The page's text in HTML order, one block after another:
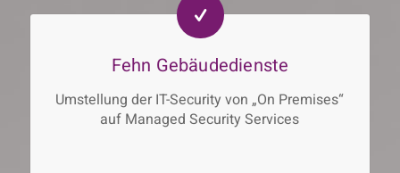
Fehn Gebäudedienste
Umstellung der IT-Security von „On Premises“
auf Managed Security Services